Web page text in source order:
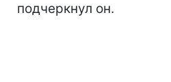
подчеркнул он.